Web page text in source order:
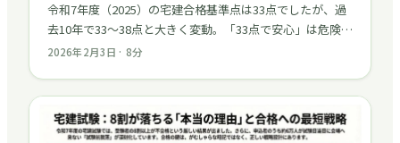
令和7年度（2025）の宅建合格基準点は33点でしたが、過
去10年で33〜38点と大きく変動。「33点で安心」は危険な
発想。合格点の上振れに耐える得点力をつけるための戦略
2026年2月3日 · 8分